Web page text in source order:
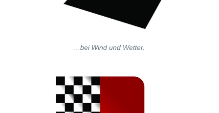
...bei Wind und Wetter.